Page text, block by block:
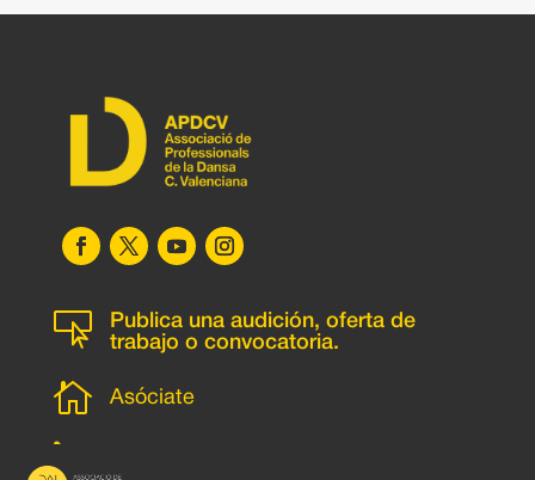

Publica una audición, oferta de
trabajo o convocatoria.
 Asóciate
l